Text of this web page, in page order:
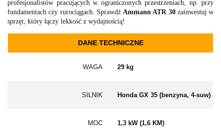
profesjonalistów pracujących w ograniczonych przestrzeniach, np. przy
fundamentach czy rurociągach. Sprawdź Ammann ATR 30 zainwestuj w
sprzęt, który łączy lekkość z wydajnością!
DANE TECHNICZNE
WAGA 29 kg
SILNIK Honda GX 35 (benzyna, 4-suw)
MOC 1,3 kW (1,6 KM)